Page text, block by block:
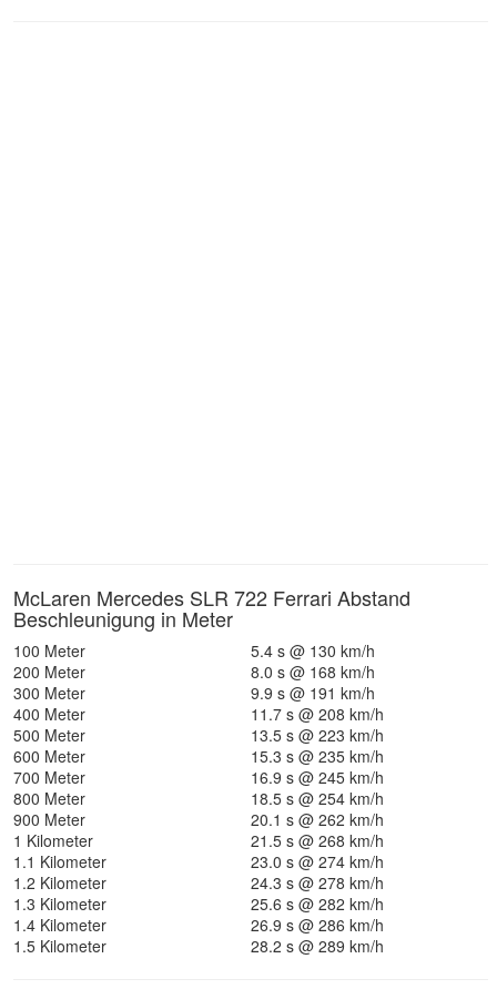
McLaren Mercedes SLR 722 Ferrari Abstand
Beschleunigung in Meter
100 Meter
5.4 s @ 130 km/h
200 Meter
8.0 s @ 168 km/h
300 Meter
9.9 s @ 191 km/h
400 Meter
11.7 s @ 208 km/h
500 Meter
13.5 s @ 223 km/h
600 Meter
15.3 s @ 235 km/h
700 Meter
16.9 s @ 245 km/h
800 Meter
18.5 s @ 254 km/h
900 Meter
20.1 s @ 262 km/h
1 Kilometer
21.5 s @ 268 km/h
1.1 Kilometer
23.0 s @ 274 km/h
1.2 Kilometer
24.3 s @ 278 km/h
1.3 Kilometer
25.6 s @ 282 km/h
1.4 Kilometer
26.9 s @ 286 km/h
1.5 Kilometer
28.2 s @ 289 km/h